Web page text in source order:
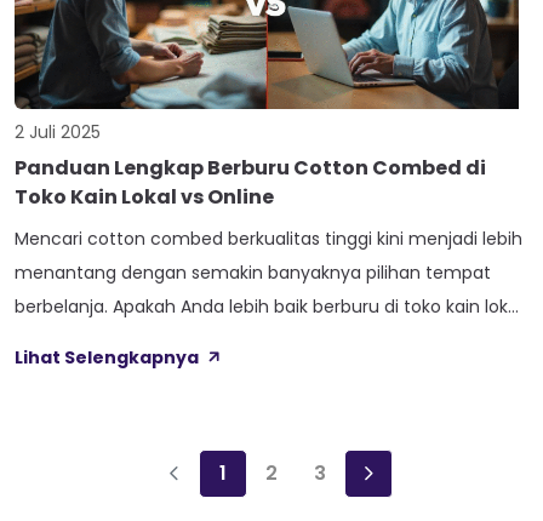
2 Juli 2025
Panduan Lengkap Berburu Cotton Combed di
Toko Kain Lokal vs Online
Mencari cotton combed berkualitas tinggi kini menjadi lebih
menantang dengan semakin banyaknya pilihan tempat
berbelanja. Apakah Anda lebih baik berburu di toko kain lokal
Setiap pendekatan memiliki keunggulan dan tantangan
digital telah mengubah cara […]
Lihat Selengkapnya
1 2 3